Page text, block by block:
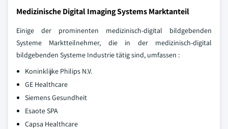
Medizinische Digital Imaging Systems Marktanteil
Einige der prominenten medizinisch-digital bildgebenden
Systeme Marktteilnehmer, die in der medizinisch-digital
bildgebenden Systeme Industrie tätig sind, umfassen :
Koninklijke Philips N.V.
GE Healthcare
Siemens Gesundheit
Esaote SPA
Capsa Healthcare